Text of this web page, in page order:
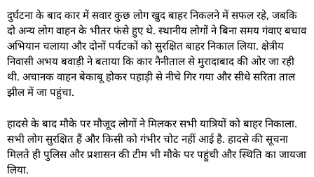
दुर्घटना के बाद कार में सवार कुछ लोग खुद बाहर निकलने में सफल रहे, जबकि
दो अन्य लोग वाहन के भीतर फंसे हुए थे. स्थानीय लोगों ने बिना समय गंवाए बचाव
अभियान चलाया और दोनों पर्यटकों को सुरक्षित बाहर निकाल लिया. क्षेत्रीय
निवासी अभय बवाड़ी ने बताया कि कार नैनीताल से मुरादाबाद की ओर जा रही
थी. अचानक वाहन बेकाबू होकर पहाड़ी से नीचे गिर गया और सीधे सरिता ताल
झील में जा पहुंचा.
हादसे के बाद मौके पर मौजूद लोगों ने मिलकर सभी यात्रियों को बाहर निकाला.
सभी लोग सुरक्षित हैं और किसी को गंभीर चोट नहीं आई है. हादसे की सूचना
मिलते ही पुलिस और प्रशासन की टीम भी मौके पर पहुंची और स्थिति का जायजा
लिया.